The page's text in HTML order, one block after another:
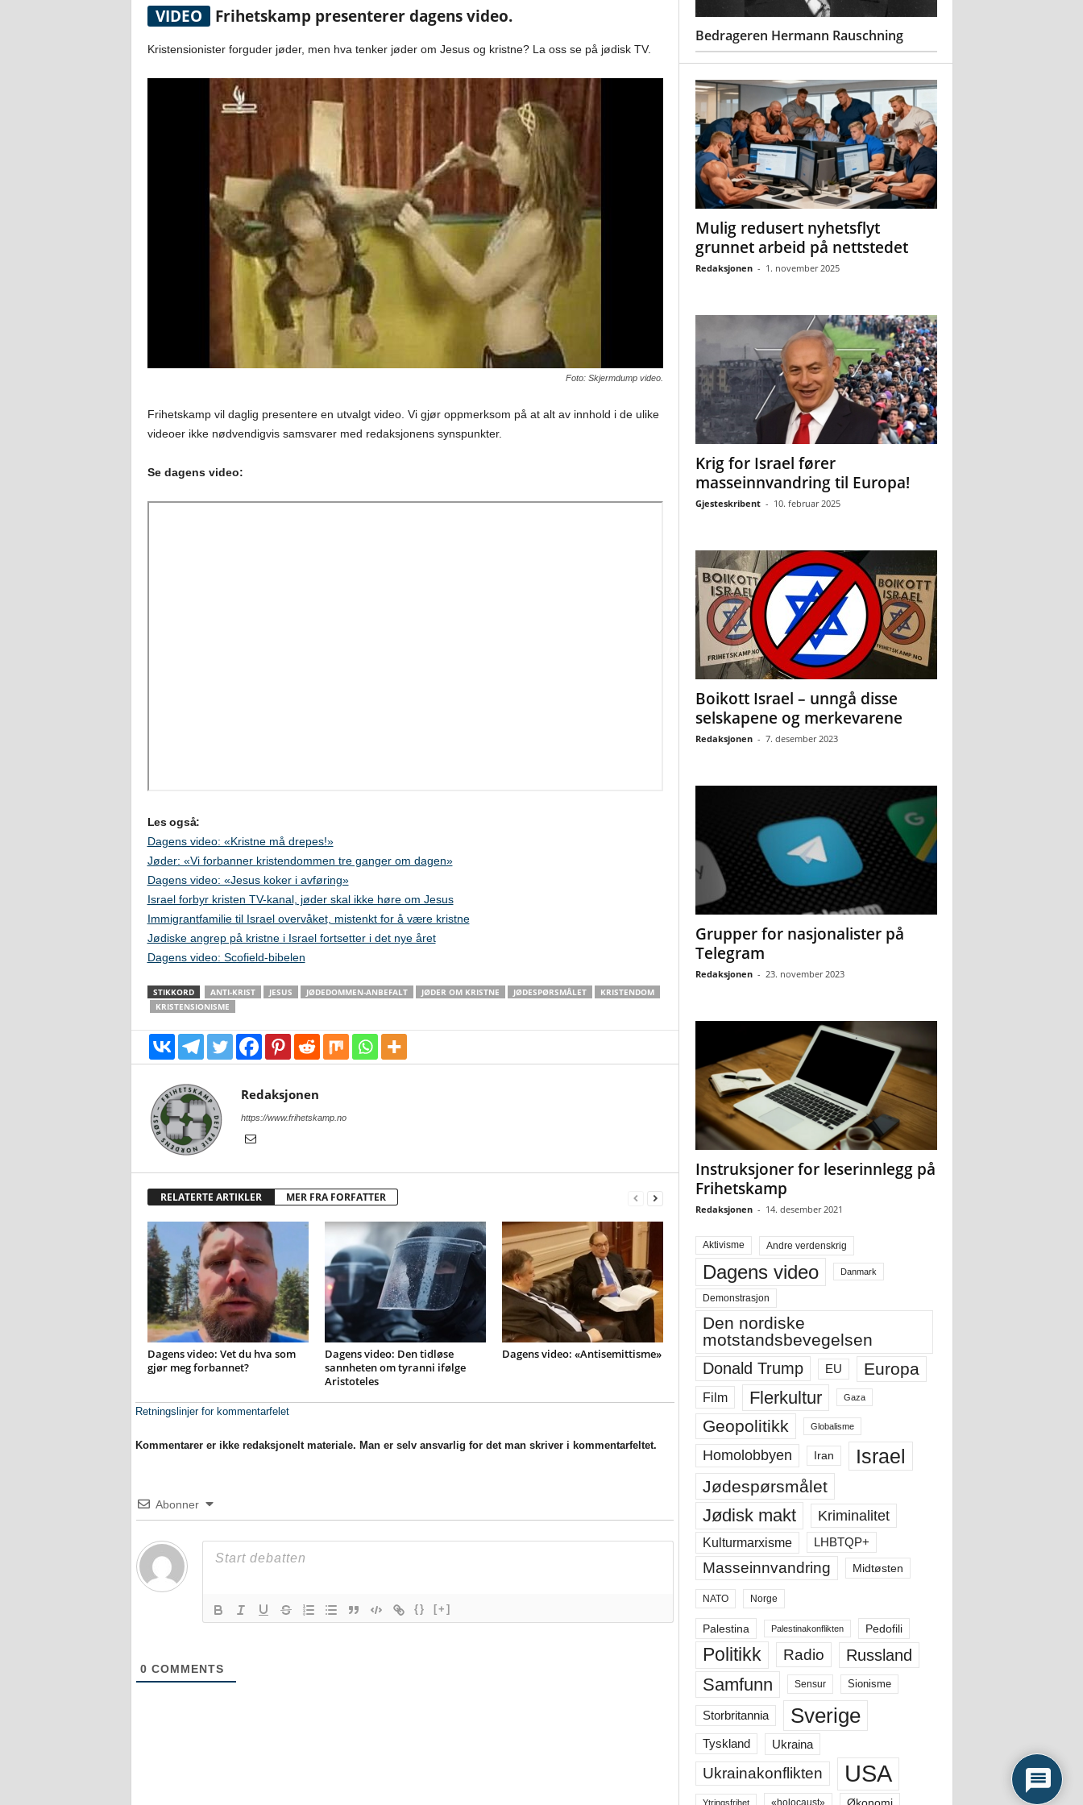
VIDEO Frihetskamp presenterer dagens video.
Kristensionister forguder jøder, men hva tenker jøder om Jesus og kristne? La oss se på jødisk TV.
Foto: Skjermdump video.
Frihetskamp vil daglig presentere en utvalgt video. Vi gjør oppmerksom på at alt av innhold i de ulike
videoer ikke nødvendigvis samsvarer med redaksjonens synspunkter.
Se dagens video:
Les også:
Dagens video: «Kristne må drepes!»
Jøder: «Vi forbanner kristendommen tre ganger om dagen»
Dagens video: «Jesus koker i avføring»
Israel forbyr kristen TV-kanal, jøder skal ikke høre om Jesus
Immigrantfamilie til Israel overvåket, mistenkt for å være kristne
Jødiske angrep på kristne i Israel fortsetter i det nye året
Dagens video: Scofield-bibelen
STIKKORD ANTI-KRIST JESUS JØDEDOMMEN-ANBEFALT JØDER OM KRISTNE JØDESPØRSMÅLET
KRISTENDOM
KRISTENSIONISME
Redaksjonen
https://www.frihetskamp.no
RELATERTE ARTIKLER MER FRA FORFATTER
Dagens video: Vet du hva som
gjør meg forbannet?
Dagens video: Den tidløse
sannheten om tyranni ifølge
Aristoteles
Dagens video: «Antisemittisme»
Retningslinjer for kommentarfelet
Kommentarer er ikke redaksjonelt materiale. Man er selv ansvarlig for det man skriver i kommentarfeltet.
Abonner
{} [+]
0 COMMENTS
Bedrageren Hermann Rauschning
Mulig redusert nyhetsflyt
grunnet arbeid på nettstedet
Redaksjonen - 1. november 2025
Krig for Israel fører
masseinnvandring til Europa!
Gjesteskribent - 10. februar 2025
Boikott Israel – unngå disse
selskapene og merkevarene
Redaksjonen - 7. desember 2023
Grupper for nasjonalister på
Telegram
Redaksjonen - 23. november 2023
Instruksjoner for leserinnlegg på
Frihetskamp
Redaksjonen - 14. desember 2021
Aktivisme Andre verdenskrig
Dagens video Danmark
Demonstrasjon
Den nordiske
motstandsbevegelsen
Donald Trump EU Europa
Film Flerkultur Gaza
Geopolitikk Globalisme
Homolobbyen Iran Israel
Jødespørsmålet
Jødisk makt Kriminalitet
Kulturmarxisme LHBTQP+
Masseinnvandring Midtøsten
NATO Norge
Palestina Palestinakonflikten Pedofili
Politikk Radio Russland
Samfunn Sensur Sionisme
Storbritannia Sverige
Tyskland Ukraina
Ukrainakonflikten USA
Ytringsfrihet